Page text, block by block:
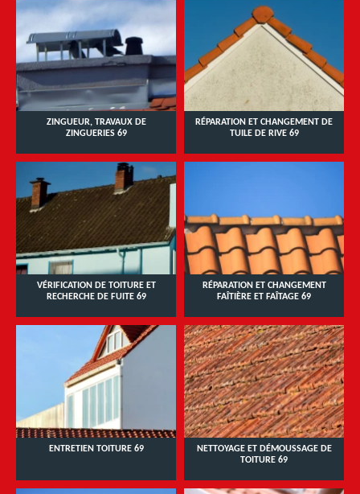
ZINGUEUR, TRAVAUX DE
ZINGUERIES 69
RÉPARATION ET CHANGEMENT DE
TUILE DE RIVE 69
VÉRIFICATION DE TOITURE ET
RECHERCHE DE FUITE 69
RÉPARATION ET CHANGEMENT
FAÎTIÈRE ET FAÎTAGE 69
ENTRETIEN TOITURE 69
NETTOYAGE ET DÉMOUSSAGE DE
TOITURE 69